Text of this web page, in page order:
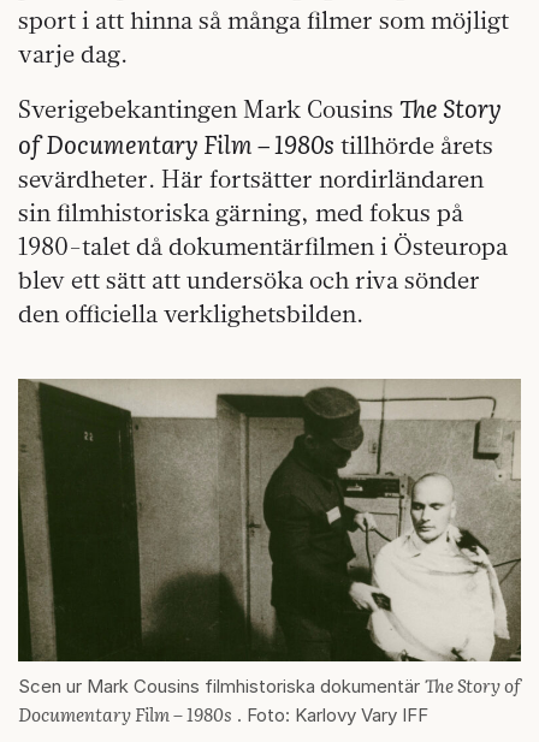
sport i att hinna så många filmer som möjligt
varje dag.
Sverigebekantingen Mark Cousins The Story
of Documentary Film – 1980s tillhörde årets
sevärdheter. Här fortsätter nordirländaren
sin filmhistoriska gärning, med fokus på
1980-talet då dokumentärfilmen i Östeuropa
blev ett sätt att undersöka och riva sönder
den officiella verklighetsbilden.
Scen ur Mark Cousins filmhistoriska dokumentär The Story of
Documentary Film – 1980s . Foto: Karlovy Vary IFF